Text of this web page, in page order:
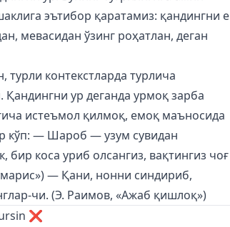
эътибор қаратамиз: қандингни е
мевасидан ўзинг роҳатлан, деган
контекстларда турлича
ур деганда урмоқ зарба
истеъмол қилмоқ, емоқ маъносида
кўп: — Шароб — узум сувидан
коса уриб олсангиз, вақтингиз чоғ
— Қани, нонни синдириб,
чи. (Э. Раимов, «Ажаб қишлоқ»)
❌